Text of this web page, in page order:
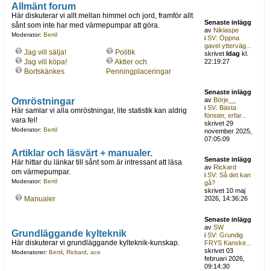
Allmänt forum
Här diskuterar vi allt mellan himmel och jord, framför allt
sånt som inte har med värmepumpar att göra.
Moderator: Bertil
Jag vill sälja!
Jag vill köpa!
Bortskänkes
Politik
Aktier och
Penningplaceringar
Senaste inlägg
avNiklaspe
iSV: Öppna
gavel ytterväg...
skrivetIdag kl.
22:19:27
Omröstningar
Här samlar vi alla omröstningar, lite statistik kan aldrig
vara fel!
Moderator: Bertil
Senaste inlägg
avBörje__
iSV: Bästa
fönster, erfar...
skrivet 29
november 2025,
07:05:09
Artiklar och läsvärt + manualer.
Här hittar du länkar till sånt som är intressant att läsa
om värmepumpar.
Moderator: Bertil
Manualer
Senaste inlägg
avRickard
iSV: Så det kan
gå?
skrivet 10 maj
2026, 14:36:26
Grundläggande kylteknik
Här diskuterar vi grundläggande kylteknik-kunskap.
Moderatorer: Bertil, Rickard ace
Senaste inlägg
avSW
iSV: Grundig
FRYS Kanske...
skrivet 03
februari 2026,
09:14:30